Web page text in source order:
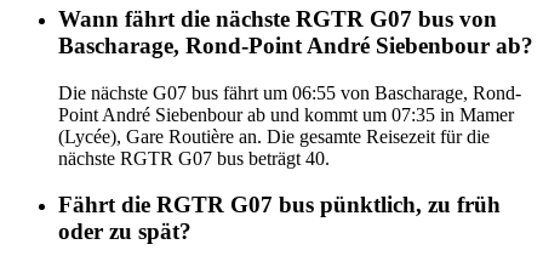
Wann fährt die nächste RGTR G07 bus von
Bascharage, Rond-Point André Siebenbour ab?
Die nächste G07 bus fährt um 06:55 von Bascharage, Rond-
Point André Siebenbour ab und kommt um 07:35 in Mamer
(Lycée), Gare Routière an. Die gesamte Reisezeit für die
nächste RGTR G07 bus beträgt 40.
Fährt die RGTR G07 bus pünktlich, zu früh
oder zu spät?